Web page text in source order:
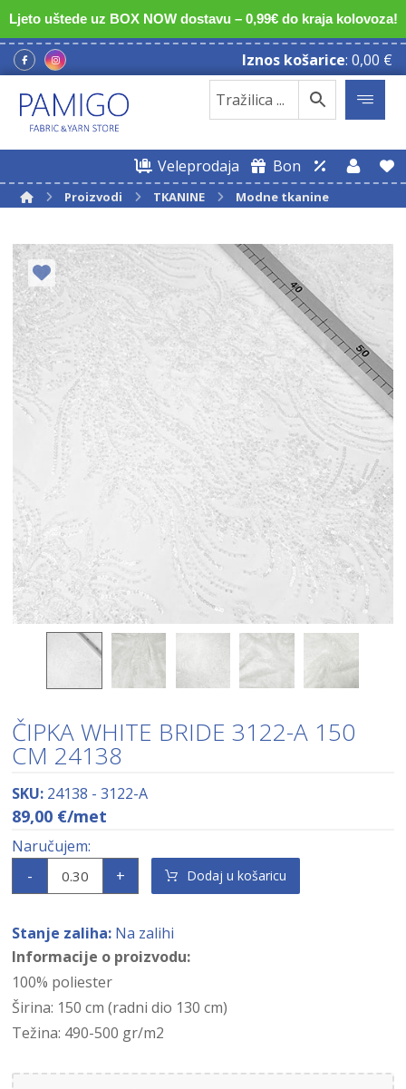
Ljeto uštede uz BOX NOW dostavu – 0,99€ do kraja kolovoza!
Iznos košarice: 0,00 €
Veleprodaja Bon
Proizvodi TKANINE Modne tkanine
ČIPKA WHITE BRIDE 3122-A 150
CM 24138
SKU: 24138 - 3122-A
89,00 €/met
- + Dodaj u košaricu
Stanje zaliha: Na zalihi
Informacije o proizvodu:
100% poliester
Širina: 150 cm (radni dio 130 cm)
Težina: 490-500 gr/m2